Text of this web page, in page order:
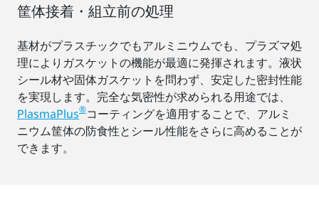
筐体接着・組立前の処理
基材がプラスチックでもアルミニウムでも、プラズマ処
理によりガスケットの機能が最適に発揮されます。液状
シール材や固体ガスケットを問わず、安定した密封性能
を実現します。完全な気密性が求められる用途では、
PlasmaPlus®コーティングを適用することで、アルミ
ニウム筐体の防食性とシール性能をさらに高めることが
できます。